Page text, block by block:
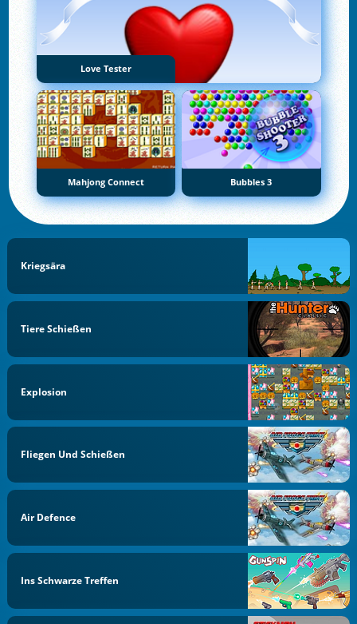
Love Tester
Mahjong Connect Bubbles 3
Kriegsära
Tiere Schießen
Explosion
Fliegen Und Schießen
Air Defence
Ins Schwarze Treffen